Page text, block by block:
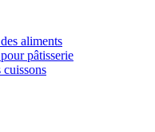
aliments
pâtisserie
cuissons